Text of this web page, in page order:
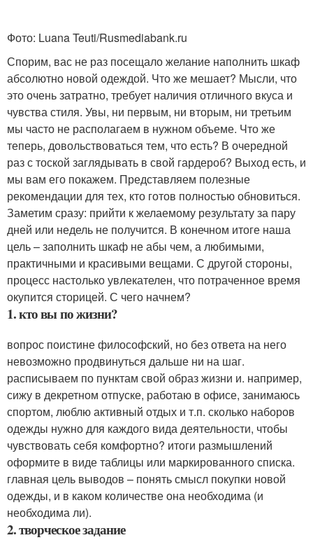
Фото: Luana Teuti/Rusmediabank.ru
Спорим, вас не раз посещало желание наполнить шкаф
абсолютно новой одеждой. Что же мешает? Мысли, что
это очень затратно, требует наличия отличного вкуса и
чувства стиля. Увы, ни первым, ни вторым, ни третьим
мы часто не располагаем в нужном объеме. Что же
теперь, довольствоваться тем, что есть? В очередной
раз с тоской заглядывать в свой гардероб? Выход есть, и
мы вам его покажем. Представляем полезные
рекомендации для тех, кто готов полностью обновиться.
Заметим сразу: прийти к желаемому результату за пару
дней или недель не получится. В конечном итоге наша
цель – заполнить шкаф не абы чем, а любимыми,
практичными и красивыми вещами. С другой стороны,
процесс настолько увлекателен, что потраченное время
окупится сторицей. С чего начнем?
1. кто вы по жизни?
вопрос поистине философский, но без ответа на него
невозможно продвинуться дальше ни на шаг.
расписываем по пунктам свой образ жизни и. например,
сижу в декретном отпуске, работаю в офисе, занимаюсь
спортом, люблю активный отдых и т.п. сколько наборов
одежды нужно для каждого вида деятельности, чтобы
чувствовать себя комфортно? итоги размышлений
оформите в виде таблицы или маркированного списка.
главная цель выводов – понять смысл покупки новой
одежды, и в каком количестве она необходима (и
необходима ли).
2. творческое задание